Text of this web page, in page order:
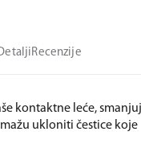
Recenzije
kontaktne leće,
ukloniti čestice koje